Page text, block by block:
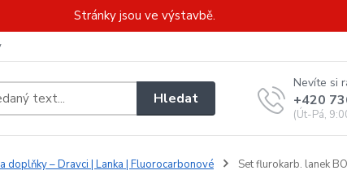
Stránky jsou ve výstavbě.
Hledat
Nevíte si
+420
(Út-Pá,
doplňky – Dravci | Lanka | Fluorocarbonové Set flurokarb. lanek